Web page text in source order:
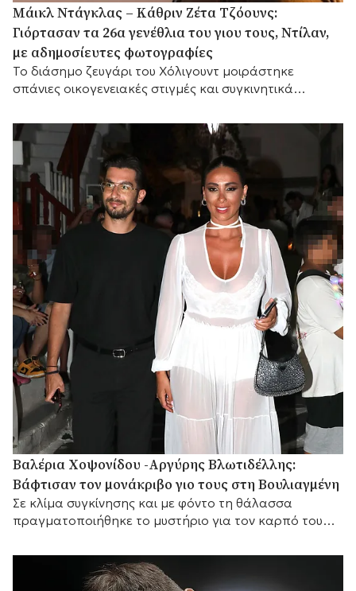
Μάικλ Ντάγκλας – Κάθριν Ζέτα Τζόουνς:
Γιόρτασαν τα 26α γενέθλια του γιου τους, Ντίλαν,
με αδημοσίευτες φωτογραφίες
Το διάσημο ζευγάρι του Χόλιγουντ μοιράστηκε
σπάνιες οικογενειακές στιγμές και συγκινητικά
προσθέτει τις δικές της θερμές ευχές.
Βαλέρια Χοψονίδου -Αργύρης Βλωτιδέλλης:
Βάφτισαν τον μονάκριβο γιο τους στη Βουλιαγμένη
Σε κλίμα συγκίνησης και με φόντο τη θάλασσα
πραγματοποιήθηκε το μυστήριο για τον καρπό του
τους.